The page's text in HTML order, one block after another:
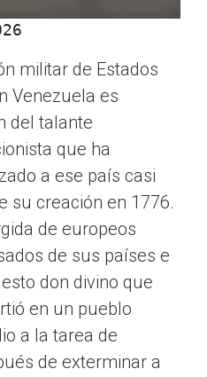
militar de Estados
Venezuela es
del talante
que ha
a ese país casi
su creación en 1776.
de europeos
de sus países e
don divino que
en un pueblo
a la tarea de
de exterminar a